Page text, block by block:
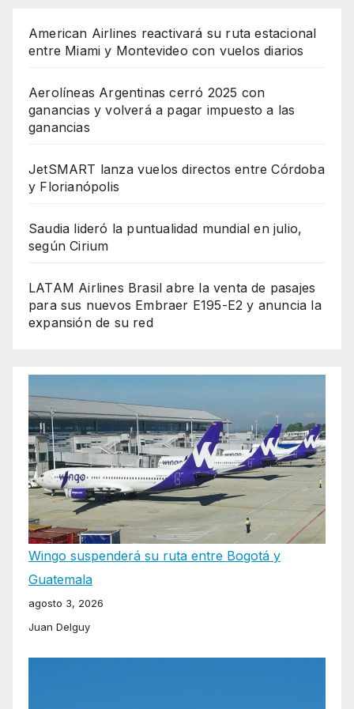
American Airlines reactivará su ruta estacional
entre Miami y Montevideo con vuelos diarios
Aerolíneas Argentinas cerró 2025 con
ganancias y volverá a pagar impuesto a las
ganancias
JetSMART lanza vuelos directos entre Córdoba
y Florianópolis
Saudia lideró la puntualidad mundial en julio,
según Cirium
LATAM Airlines Brasil abre la venta de pasajes
para sus nuevos Embraer E195-E2 y anuncia la
expansión de su red
Wingo suspenderá su ruta entre Bogotá y
Guatemala
agosto 3, 2026
Juan Delguy